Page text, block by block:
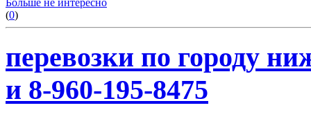
(0)
перевозки по городу
и 8-960-195-8475